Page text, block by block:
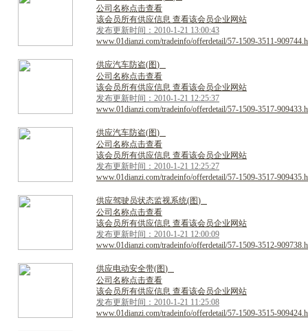
公司名称点击查看
该会员所有供应信息 查看该会员企业网站
发布更新时间：2010-1-21 13:00:43
www.01dianzi.com/tradeinfo/offerdetail/57-1509-3511-
供应汽车防盗(图)
公司名称点击查看
该会员所有供应信息 查看该会员企业网站
发布更新时间：2010-1-21 12:25:37
www.01dianzi.com/tradeinfo/offerdetail/57-1509-3517-
供应汽车防盗(图)
公司名称点击查看
该会员所有供应信息 查看该会员企业网站
发布更新时间：2010-1-21 12:25:27
www.01dianzi.com/tradeinfo/offerdetail/57-1509-3517-
供应驾驶 员状态监视系统(图)
公司名称点击查看
该会员所有供应信息 查看该会员企业网站
发布更新时间：2010-1-21 12:00:09
www.01dianzi.com/tradeinfo/offerdetail/57-1509-3512-
供应电动安全带(图)
公司名称点击查看
该会员所有供应信息 查看该会员企业网站
发布更新时间：2010-1-21 11:25:08
www.01dianzi.com/tradeinfo/offerdetail/57-1509-3515-